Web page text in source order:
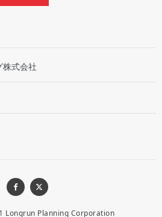
株式会社
Longrun Planning Corporation